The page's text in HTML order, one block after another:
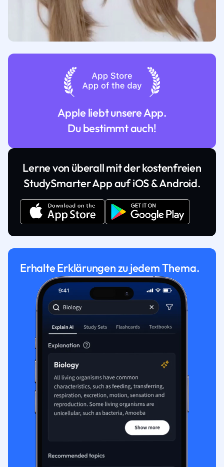
Apple liebt unsere App.
Du bestimmt auch!
Lerne von überall mit der kostenfreien
StudySmarter App auf iOS & Android.
Erhalte Erklärungen zu jedem Thema.